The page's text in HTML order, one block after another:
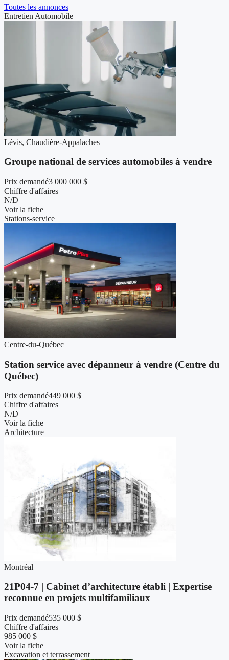
Toutes les annonces
Entretien Automobile
Lévis, Chaudière-Appalaches
Groupe national de services automobiles à vendre
Prix demandé3 000 000 $
Chiffre d'affaires
N/D
Voir la fiche
Stations-service
Centre-du-Québec
Station service avec dépanneur à vendre (Centre du
Québec)
Prix demandé449 000 $
Chiffre d'affaires
N/D
Voir la fiche
Architecture
Montréal
21P04-7 | Cabinet d’architecture établi | Expertise
reconnue en projets multifamiliaux
Prix demandé535 000 $
Chiffre d'affaires
985 000 $
Voir la fiche
Excavation et terrassement